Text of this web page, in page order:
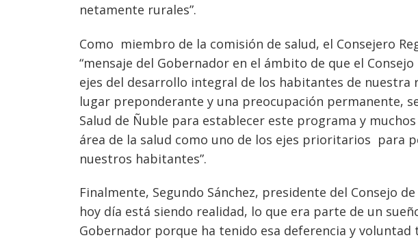
netamente rurales”.
Como miembro de la comisión de salud, el Consejero
“mensaje del Gobernador en el ámbito de que el
ejes del desarrollo integral de los habitantes de nuestra
lugar preponderante y una preocupación permanente,
Salud de Ñuble para establecer este programa y
área de la salud como uno de los ejes prioritarios para
nuestros habitantes”.
Finalmente, Segundo Sánchez, presidente del Consejo
hoy día está siendo realidad, lo que era parte de un
Gobernador porque ha tenido esa deferencia y